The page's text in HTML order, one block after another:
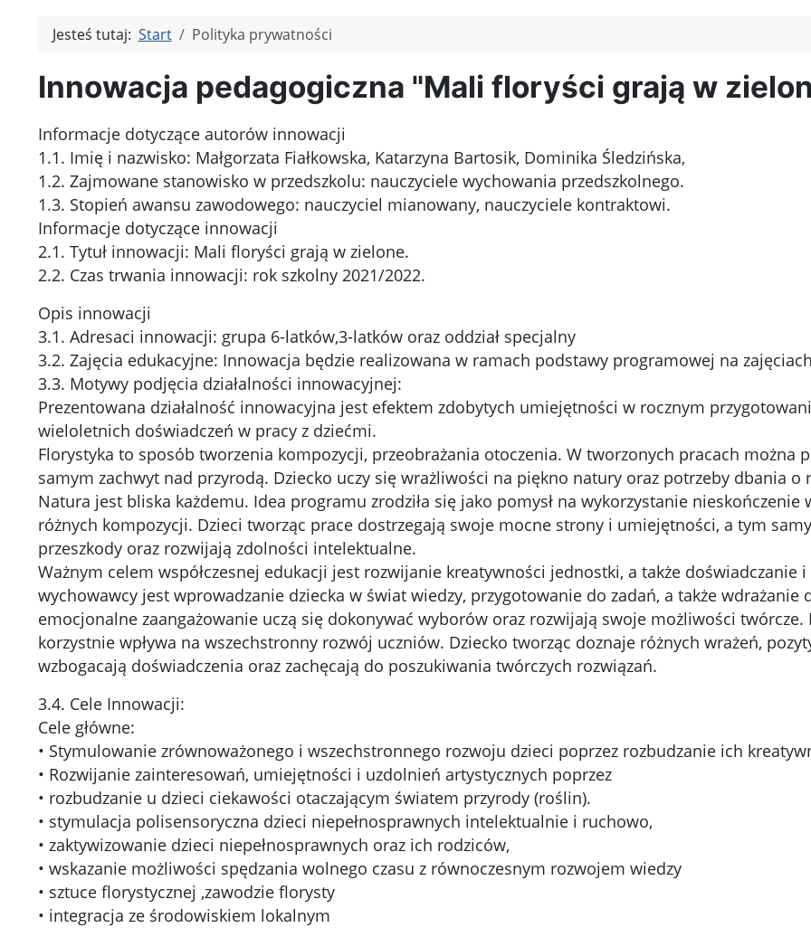
Jesteś tutaj: Start Polityka prywatności
Innowacja pedagogiczna "Mali floryści grają w
Informacje dotyczące autorów innowacji
1.1. Imię i nazwisko: Małgorzata Fiałkowska, Katarzyna Bartosik, Dominika Śledzińska,
1.2. Zajmowane stanowisko w przedszkolu: nauczyciele wychowania przedszkolnego.
1.3. Stopień awansu zawodowego: nauczyciel mianowany, nauczyciele kontraktowi.
Informacje dotyczące innowacji
2.1. Tytuł innowacji: Mali floryści grają w zielone.
2.2. Czas trwania innowacji: rok szkolny 2021/2022.
Opis innowacji
3.1. Adresaci innowacji: grupa 6-latków,3-latków oraz oddział specjalny
3.2. Zajęcia edukacyjne: Innowacja będzie realizowana w ramach podstawy programowej na
3.3. Motywy podjęcia działalności innowacyjnej:
Prezentowana działalność innowacyjna jest efektem zdobytych umiejętności w rocznym
wieloletnich doświadczeń w pracy z dziećmi.
Florystyka to sposób tworzenia kompozycji, przeobrażania otoczenia. W tworzonych pracach można
samym zachwyt nad przyrodą. Dziecko uczy się wrażliwości na piękno natury oraz potrzeby dbania
Natura jest bliska każdemu. Idea programu zrodziła się jako pomysł na wykorzystanie
różnych kompozycji. Dzieci tworząc prace dostrzegają swoje mocne strony i umiejętności, a tym
przeszkody oraz rozwijają zdolności intelektualne.
Ważnym celem współczesnej edukacji jest rozwijanie kreatywności jednostki, a także doświadczanie
wychowawcy jest wprowadzanie dziecka w świat wiedzy, przygotowanie do zadań, a także wdrażanie
emocjonalne zaangażowanie uczą się dokonywać wyborów oraz rozwijają swoje możliwości
korzystnie wpływa na wszechstronny rozwój uczniów. Dziecko tworząc doznaje różnych wrażeń,
wzbogacają doświadczenia oraz zachęcają do poszukiwania twórczych rozwiązań.
3.4. Cele Innowacji:
Cele główne:
• Stymulowanie zrównoważonego i wszechstronnego rozwoju dzieci poprzez rozbudzanie ich
• Rozwijanie zainteresowań, umiejętności i uzdolnień artystycznych poprzez
• rozbudzanie u dzieci ciekawości otaczającym światem przyrody (roślin).
• stymulacja polisensoryczna dzieci niepełnosprawnych intelektualnie i ruchowo,
• zaktywizowanie dzieci niepełnosprawnych oraz ich rodziców,
• wskazanie możliwości spędzania wolnego czasu z równoczesnym rozwojem wiedzy
• sztuce florystycznej ,zawodzie florysty
• integracja ze środowiskiem lokalnym